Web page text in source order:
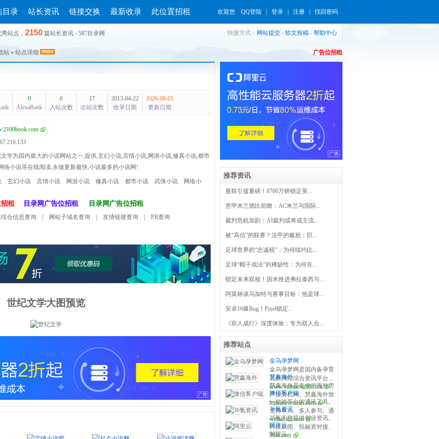
目录 站长资讯 链接交换 最新收录 此位置招租 欢迎您 QQ登陆 登录 注册 找回密码
站点， 2150 篇站长资讯 - 587目录网 快捷方式： 网站提交 - 软文投稿 - 帮助中心
广告位招租
站 » 站点详细
0
AlexaRank
0
入站次数
17
出站次数
2013-04-22
收录日期
2026-08-05
更新日期
学为国内最大的小说网站之一,提供,玄幻小说,言情小说,网游小说,修真小说,都市
络小说等在线阅读,永做更新最快,小说最多的小说网!
玄幻小说 言情小说 网游小说 修真小说 都市小说 武侠小说 网络小
租 目录网广告位招租 目录网广告位招租
合信息查询 网站子域名查询 友情链接查询 PR查询
世纪文学大图预览
推荐资讯
曼联引援重磅！8700万镑锁定英...
意甲米兰德比前瞻：AC米兰与国际...
裁判危机加剧：AI裁判或将成主流...
被“高估”的联赛？法甲的尴尬：巨...
足球世界的“忠诚税”：为何续约比...
足球“帽子戏法”的稀缺性：为何在...
锁定未来双核！国米推进弗拉泰西与...
阿莫林谈乌加特与赛事目标：他是球...
安卓16爆Bug！Pixel锁定...
《双人成行》深度体验：专为双人合...
推荐站点
金乌孕梦网
金乌孕梦网是国内备孕育
儿类网站综合资讯平台，
开设试管婴儿、备孕百
科、怀孕之道、产后修
复、育儿宝典、生活指南
等栏目，分享全面泰国、
美国、俄罗斯、乌克兰等
国家的第三代试管婴儿医
www.yunmeng99.com
慧鑫海外
慧鑫海外是专业的海外房
产投资机构。慧鑫海外致
力于为全球华人提供海外
置业全球重点国家在售楼
盘信息，助您做出最英明
的海外投资决策，是您海
huixinoverseas.com
微信客户端
一款跨平台的通讯工具。
支持单人、多人参与。通
过手机网络发送语音、图
片、视频和文字。
weixin.qq.com
36氪资讯
36氪为您提供创业资讯、
科技新闻、投融资对接、
股权投资、极速融资等创
36kr.com
阿里云
阿里云